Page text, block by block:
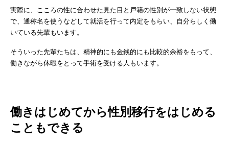
実際に、こころの性に合わせた見た目と戸籍の性別が一致しない状態
で、通称名を使うなどして就活を行って内定をもらい、自分らしく働
いている先輩もいます。
そういった先輩たちは、精神的にも金銭的にも比較的余裕をもって、
働きながら休暇をとって手術を受ける人もいます。
働きはじめてから性別移行をはじめる
こともできる